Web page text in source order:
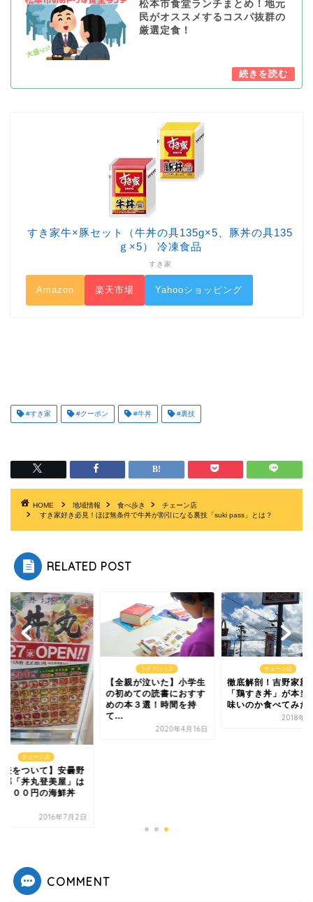
松本市食堂ランチまとめ！地元
民がオススメするコスパ抜群の
厳選定食！
すき家牛×豚セット（牛丼の具135g×5、豚丼の具135
ｇ×5） 冷凍食品
すき家
Amazon 楽天市場 Yahooショッピング
#すき家 #クーポン #牛丼 #裏技
HOME 地域情報 食べ歩き
チェーン店
すき家好き必見！ほぼ無条件で牛丼が割引になる裏技「suki pass」とは？
RELATED POST
チェーン店
表をついて】安曇野
郷「丼丸登美屋」は
５００円の海鮮丼
2016年7月2日
ライフハック
【全親が泣いた】小学生
の初めての読書におすす
めの本３選！時間を持
て...
2020年4月16日
チェーン店
徹底解剖！吉野家新
「鶏すき丼」が本当
味いのか食べてみた
2018年5
COMMENT